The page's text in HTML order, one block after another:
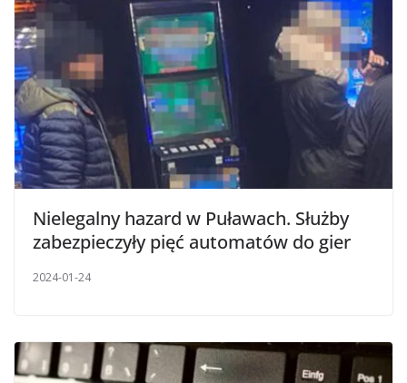
Nielegalny hazard w Puławach. Służby
zabezpieczyły pięć automatów do gier
2024-01-24